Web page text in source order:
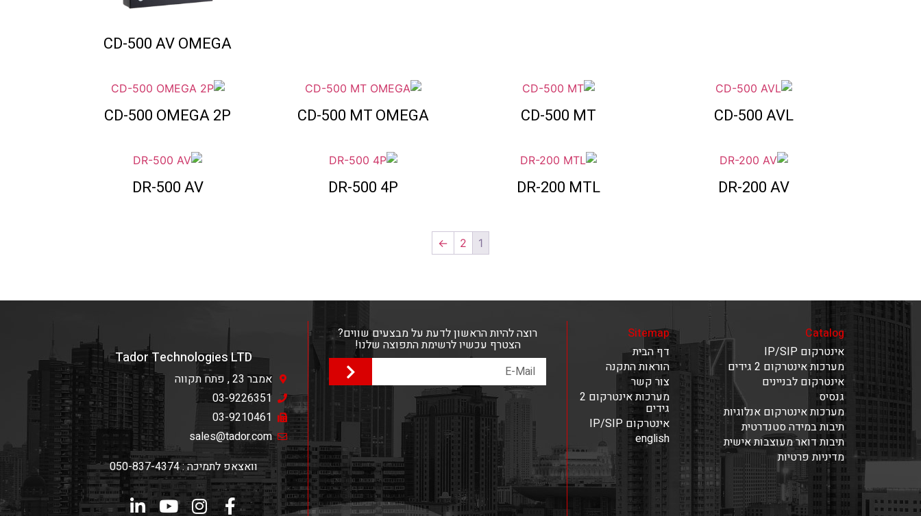
CD-500 AV OMEGA
CD-500 AVL
CD-500 MT
CD-500 MT OMEGA
CD-500 OMEGA 2P
DR-200 AV
DR-200 MTL
DR-500 4P
DR-500 AV
1
2
←
Catalog
אינטרקום IP/SIP
מערכות אינטרקום 2 גידים
אינטרקום לבניינים
גנסיס
מערכות אינטרקום אנלוגיות
תיבות במידה סטנדרטית
תיבות דואר מעוצבות אישית
מדיניות פרטיות
Sitemap
דף הבית
הוראות התקנה
צור קשר
מערכות אינטרקום 2
גידים
אינטרקום IP/SIP
english
רוצה להיות הראשון לדעת על מבצעים שווים?
הצטרף עכשיו לרשימת התפוצה שלנו!
Tador Technologies LTD
אמבר 23 , פתח תקווה
03-9226351
03-9210461
sales@tador.com
וואצאפ לתמיכה : 050-837-4374